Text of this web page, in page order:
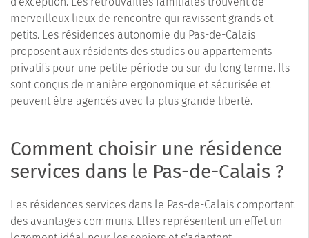
merveilleux lieux de rencontre qui ravissent grands et
petits. Les résidences autonomie du Pas-de-Calais
proposent aux résidents des studios ou appartements
privatifs pour une petite période ou sur du long terme. Ils
sont conçus de manière ergonomique et sécurisée et
peuvent être agencés avec la plus grande liberté.
Comment choisir une résidence
services dans le Pas-de-Calais ?
Les résidences services dans le Pas-de-Calais comportent
des avantages communs. Elles représentent un effet un